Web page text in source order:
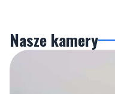
Nasze kamery